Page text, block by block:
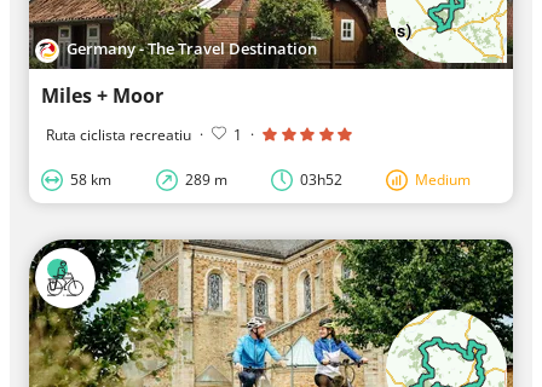
Germany - The Travel Destination
Miles + Moor
Ruta ciclista recreatiu · 1 ·
58 km 289 m 03h52 Medium